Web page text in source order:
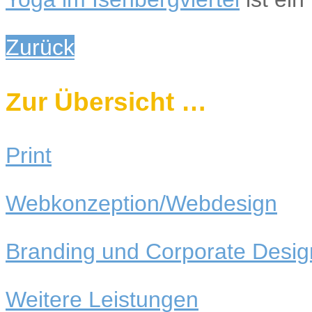
Zurück
Zur Übersicht …
Print
Webkonzeption/Webdesign
Branding und Corporate
Weitere Leistungen